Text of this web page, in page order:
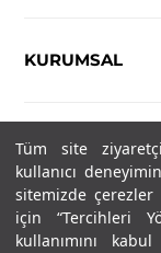
Tüm site
kullanıcı
sitemizde çerezler
için “Tercihleri
kullanımını
KURUMSAL
YASAL
Copyright©